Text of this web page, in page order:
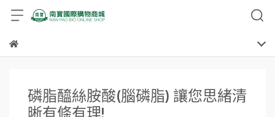
磷脂醯絲胺酸(腦磷脂) 讓您思緒清
晰有條有理!